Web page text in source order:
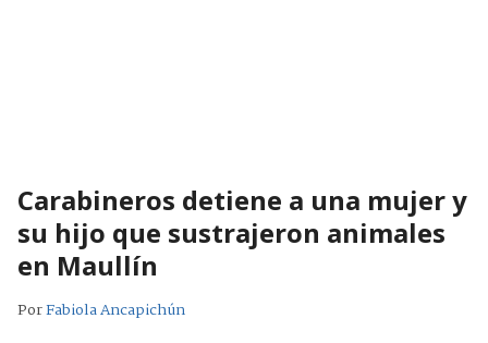
Carabineros detiene a una mujer y
su hijo que sustrajeron animales
en Maullín
PorFabiola Ancapichún